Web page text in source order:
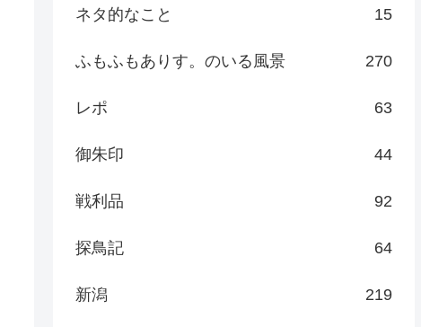
ネタ的なこと 15
ふもふもありす。のいる風景 270
レポ 63
御朱印 44
戦利品 92
探鳥記 64
新潟 219